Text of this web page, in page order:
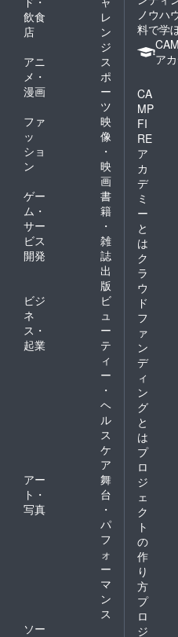
飲食
店
レ
ン
ジ
アニ
メ・
漫画
ス
ポ
ー
ツ
ファ
ッ
ショ
ン
映
像
・
映
画
ゲー
ム・
サー
ビス
開発
書
籍
・
雑
誌
出
版
ビジ
ネ
ス・
起業
ビ
ュ
ー
テ
ィ
ー
・
ヘ
ル
ス
ケ
ア
アー
ト・
写真
舞
台
・
パ
フ
ォ
ー
マ
ン
ス
ソー
ノウハ
料で学
ア
CA
MP
FI
RE
ア
カ
デ
ミ
ー
と
は
ク
ラ
ウ
ド
フ
ァ
ン
デ
ィ
ン
グ
と
は
プ
ロ
ジ
ェ
ク
ト
の
作
り
方
プ
ロ
ジ